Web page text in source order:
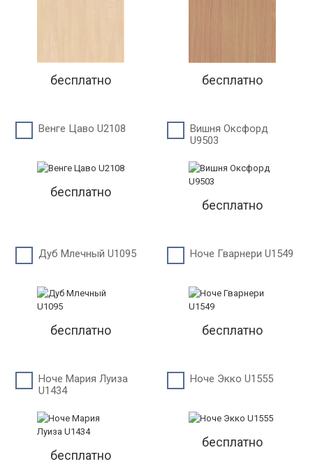
бесплатно бесплатно
Венге Цаво U2108
бесплатно
Вишня Оксфорд
U9503
бесплатно
Дуб Млечный U1095
бесплатно
Ноче Гварнери U1549
бесплатно
Ноче Мария Луиза
U1434
бесплатно
Ноче Экко U1555
бесплатно